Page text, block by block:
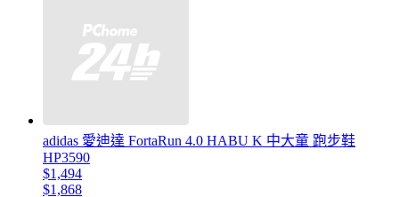
adidas 愛迪達 FortaRun 4.0 HABU K 中大童 跑步鞋
HP3590
$1,494
$1,868